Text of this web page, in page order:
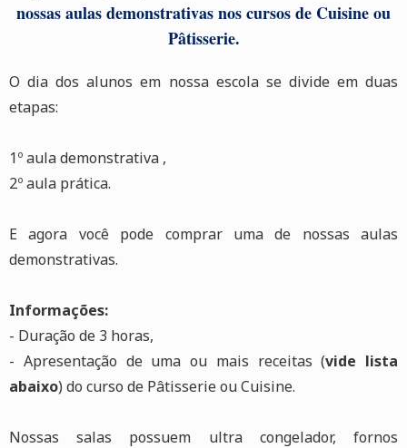
nossas aulas demonstrativas nos cursos de Cuisine ou
Pâtisserie.
O dia dos alunos em nossa escola se divide em duas
etapas:
1º aula demonstrativa ,
2º aula prática.
E agora você pode comprar uma de nossas aulas
demonstrativas.
Informações:
- Duração de 3 horas,
- Apresentação de uma ou mais receitas (vide lista
abaixo) do curso de Pâtisserie ou Cuisine.
Nossas salas possuem ultra congelador, fornos